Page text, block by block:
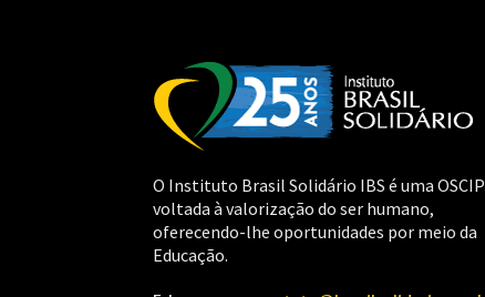
O Instituto Brasil Solidário IBS é uma OSCIP
voltada à valorização do ser humano,
oferecendo-lhe oportunidades por meio da
Educação.